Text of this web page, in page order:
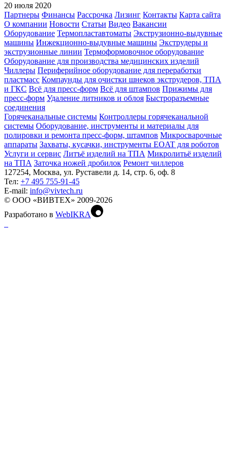
20 июля 2020
Партнеры Финансы Рассрочка Лизинг Контакты Карта сайта
О компании Новости Статьи Видео Вакансии
Оборудование Термопластавтоматы Экструзионно-выдувные
машины Инжекционно-выдувные машины Экструдеры и
экструзионные линии Термоформовочное оборудование
Оборудование для производства медицинских изделий
Чиллеры Периферийное оборудование для переработки
пластмасс Компаунды для очистки шнеков экструдеров, ТПА
и ГКС Всё для пресс-форм Всё для штампов Прижимы для
пресс-форм Удаление литников и облоя Быстроразъемные
соединения
Горячеканальные системы Контроллеры горячеканальной
системы Оборудование, инструменты и материалы для
полировки и ремонта пресс-форм, штампов Микросварочные
аппараты Захваты, кусачки, инструменты EOAT для роботов
Услуги и сервис Литъё изделий на ТПА Микролитьё изделий
на ТПА Заточка ножей дробилок Ремонт чиллеров
127254, Москва, ул. Руставели д. 14, стр. 6, оф. 8
Тел: +7 495 755-91-45
Е-mail: info@vivtech.ru
© ООО «ВИВТЕХ» 2009-2026
Разработано в WebIKRA